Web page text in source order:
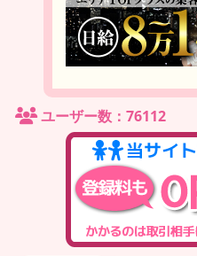
ユーザー数：76112